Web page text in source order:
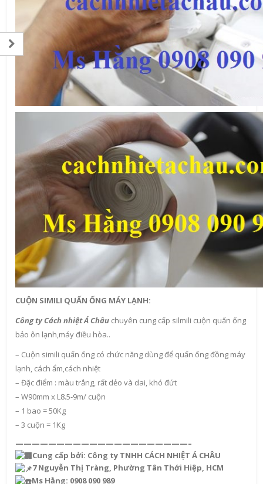
CUỘN SIMILI QUẤN ỐNG MÁY LẠNH:
Công ty Cách nhiệt Á Châu chuyên cung cấp silmili cuộn quấn ống
bảo ôn lạnh,máy điều hòa..
– Cuộn simili quấn ống có chức năng dùng để quấn ống đồng máy
lạnh, cách ẩm,cách nhiệt
– Đặc điểm : màu trắng, rất dẻo và dai, khó đứt
– W90mm x L8.5-9m/ cuộn
– 1 bao = 50Kg
– 3 cuộn = 1Kg
—————————————————————–
Cung cấp bởi: Công ty TNHH CÁCH NHIỆT Á CHÂU
7 Nguyễn Thị Tràng, Phường Tân Thới Hiệp, HCM
Ms Hằng: 0908 090 989